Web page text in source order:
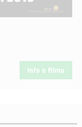
Info o filmu